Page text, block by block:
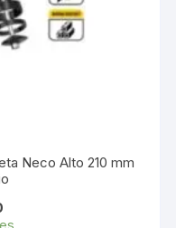
Neco Alto 210 mm